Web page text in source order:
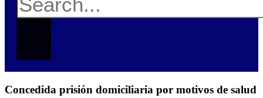
Concedida prisión domiciliaria por motivos de salud